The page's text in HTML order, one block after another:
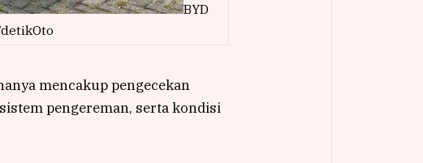
BYD
mencakup pengecekan
pengereman, serta kondisi